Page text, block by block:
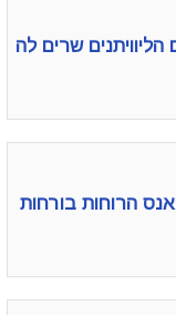
שרים לה
הרוחות בורחות